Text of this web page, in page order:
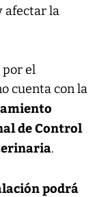
afectar la
por el
cuenta con la
de Control
.
podrá